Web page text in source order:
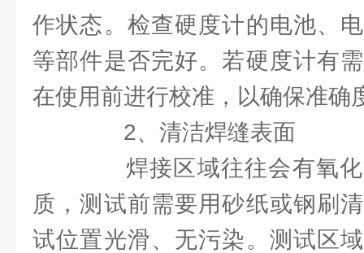
作状态。检查硬度计的电池、
等部件是否完好。若硬度计有
在使用前进行校准，以确保准确
2、清洁焊缝表面
焊接区域往往会有氧化
质，测试前需要用砂纸或钢刷
试位置光滑、无污染。测试区